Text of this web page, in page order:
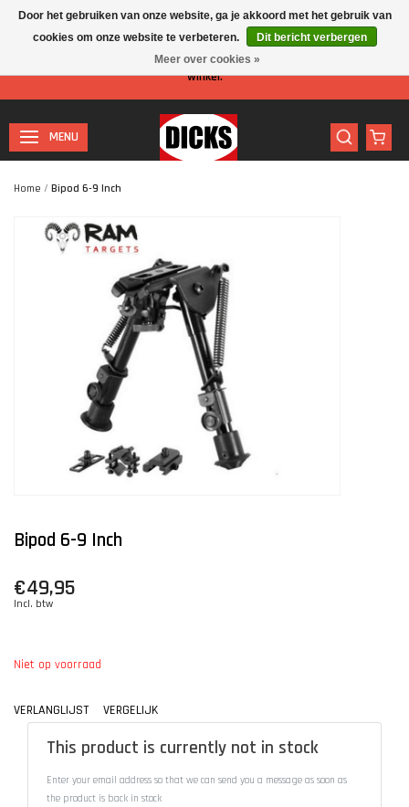
Let op: I.v.m. de zomervakantie is er minder personeel aanwezig in de
winkel.
MENU
Home / Bipod 6-9 Inch
Bipod 6-9 Inch
€49,95
Incl. btw
Niet op voorraad
VERLANGLIJST VERGELIJK
This product is currently not in stock
Enter your email address so that we can send you a message as soon as
the product is back in stock
Door het gebruiken van onze website, ga je akkoord met het gebruik van
cookies om onze website te verbeteren.
Dit bericht verbergen
Meer over cookies »